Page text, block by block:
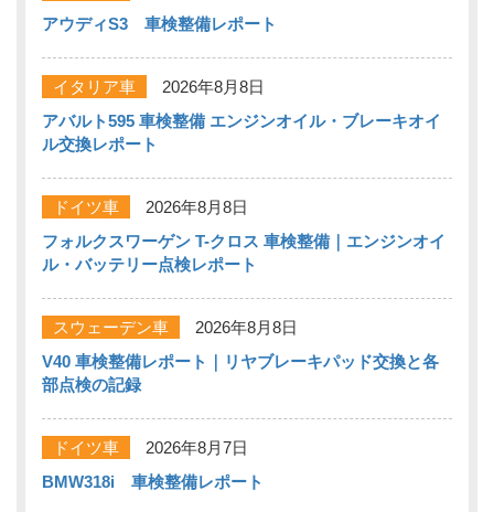
アウディS3 車検整備レポート
イタリア車
2026年8月8日
アバルト595 車検整備 エンジンオイル・ブレーキオイ
ル交換レポート
ドイツ車
2026年8月8日
フォルクスワーゲン T-クロス 車検整備｜エンジンオイ
ル・バッテリー点検レポート
スウェーデン車
2026年8月8日
V40 車検整備レポート｜リヤブレーキパッド交換と各
部点検の記録
ドイツ車
2026年8月7日
BMW318i 車検整備レポート